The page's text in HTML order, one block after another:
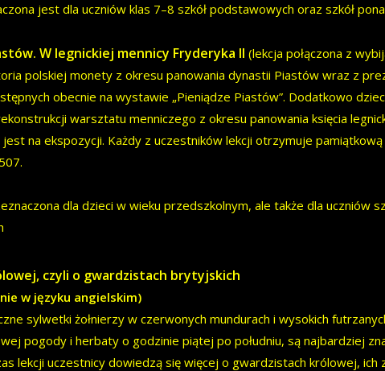
jest dla uczniów klas 7–8 szkół podstawowych oraz szkół
W legnickiej mennicy Fryderyka II (lekcja połączona z
polskiej monety z okresu panowania dynastii Piastów wraz z
obecnie na wystawie „Pieniądze Piastów”. Dodatkowo
warsztatu menniczego z okresu panowania księcia
na ekspozycji. Każdy z uczestników lekcji otrzymuje
dla dzieci w wieku przedszkolnym, ale także dla uczniów
czyli o gwardzistach brytyjskich
w języku angielskim)
sylwetki żołnierzy w czerwonych mundurach i wysokich
pogody i herbaty o godzinie piątej po południu, są najbardziej
lekcji uczestnicy dowiedzą się więcej o gwardzistach królowej, ich